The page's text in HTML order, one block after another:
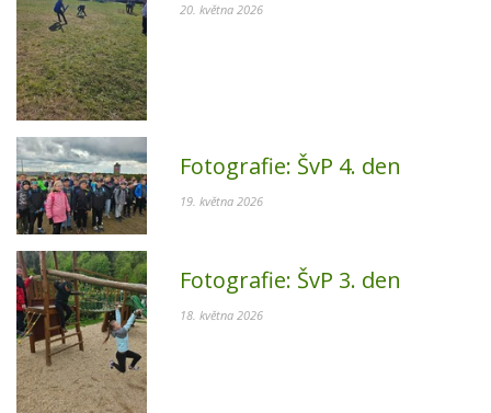
20. května 2026
Fotografie: ŠvP 4. den
19. května 2026
Fotografie: ŠvP 3. den
18. května 2026